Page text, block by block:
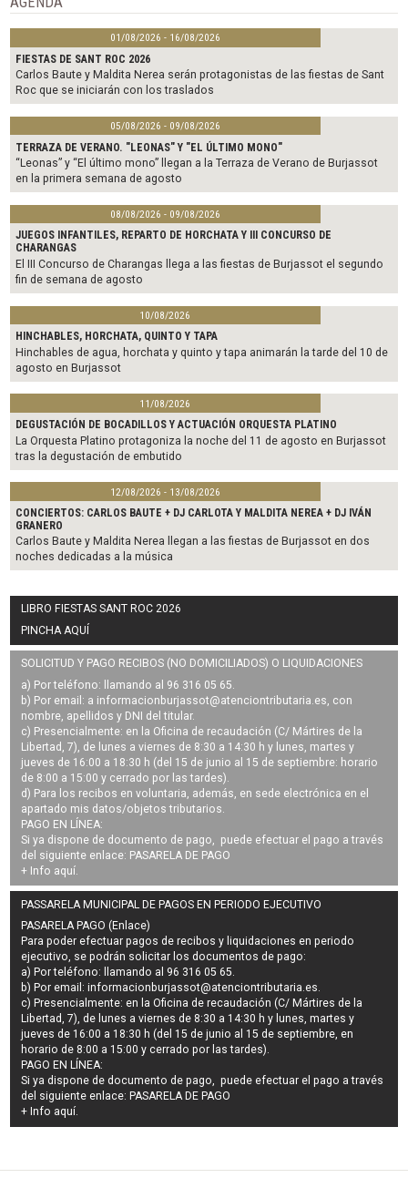
01/08/2026 - 16/08/2026
FIESTAS DE SANT ROC 2026
Carlos Baute y Maldita Nerea serán protagonistas de las fiestas de Sant
Roc que se iniciarán con los traslados
05/08/2026 - 09/08/2026
TERRAZA DE VERANO. "LEONAS" Y "EL ÚLTIMO MONO"
“Leonas” y “El último mono” llegan a la Terraza de Verano de Burjassot
en la primera semana de agosto
08/08/2026 - 09/08/2026
JUEGOS INFANTILES, REPARTO DE HORCHATA Y III CONCURSO DE
CHARANGAS
El III Concurso de Charangas llega a las fiestas de Burjassot el segundo
fin de semana de agosto
10/08/2026
HINCHABLES, HORCHATA, QUINTO Y TAPA
Hinchables de agua, horchata y quinto y tapa animarán la tarde del 10 de
agosto en Burjassot
11/08/2026
DEGUSTACIÓN DE BOCADILLOS Y ACTUACIÓN ORQUESTA PLATINO
La Orquesta Platino protagoniza la noche del 11 de agosto en Burjassot
tras la degustación de embutido
12/08/2026 - 13/08/2026
CONCIERTOS: CARLOS BAUTE + DJ CARLOTA Y MALDITA NEREA + DJ IVÁN
GRANERO
Carlos Baute y Maldita Nerea llegan a las fiestas de Burjassot en dos
noches dedicadas a la música
LIBRO FIESTAS SANT ROC 2026
PINCHA AQUÍ
SOLICITUD Y PAGO RECIBOS (NO DOMICILIADOS) O LIQUIDACIONES
a) Por teléfono: llamando al 96 316 05 65.
b) Por email: a informacionburjassot@atenciontributaria.es, con
nombre, apellidos y DNI del titular.
c) Presencialmente: en la Oficina de recaudación (C/ Mártires de la
Libertad, 7), de lunes a viernes de 8:30 a 14:30 h y lunes, martes y
jueves de 16:00 a 18:30 h (del 15 de junio al 15 de septiembre: horario
de 8:00 a 15:00 y cerrado por las tardes).
d) Para los recibos en voluntaria, además, en sede electrónica en el
apartado mis datos/objetos tributarios.
PAGO EN LÍNEA:
Si ya dispone de documento de pago, puede efectuar el pago a través
del siguiente enlace: PASARELA DE PAGO
+ Info aquí.
PASSARELA MUNICIPAL DE PAGOS EN PERIODO EJECUTIVO
PASARELA PAGO (Enlace)
Para poder efectuar pagos derecibos y liquidaciones en periodo
ejecutivo, se podrán solicitar los documentos de pago:
a) Por teléfono: llamando al 96 316 05 65.
b) Por email:informacionburjassot@atenciontributaria.es.
c) Presencialmente: en la Oficina de recaudación (C/ Mártires de la
Libertad, 7), de lunes a viernes de 8:30 a 14:30 h y lunes, martes y
jueves de 16:00 a 18:30 h (del 15 de junio al 15 de septiembre, en
horario de 8:00 a 15:00 y cerrado por las tardes).
PAGO EN LÍNEA:
Si ya dispone de documento de pago, puede efectuar el pago a través
del siguiente enlace: PASARELA DE PAGO
+ Info aquí.